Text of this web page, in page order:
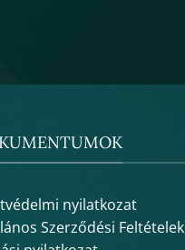
nyilatkozat
Szerződési Feltételek